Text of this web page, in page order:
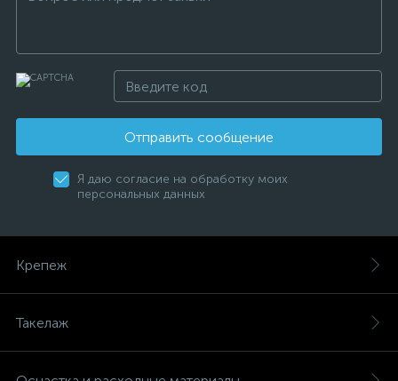
Отправить сообщение
Я даю согласие на обработку моих
персональных данных
Крепеж
Такелаж